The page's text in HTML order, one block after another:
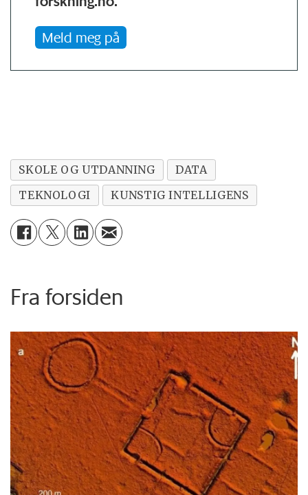
Meld meg på
SKOLE OG UTDANNING
DATA
TEKNOLOGI
KUNSTIG INTELLIGENS
Fra forsiden